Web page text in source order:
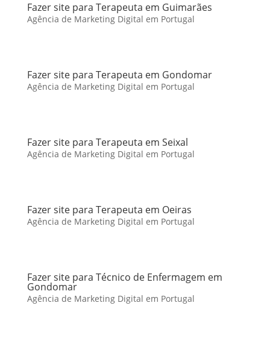
Fazer site para Terapeuta em Guimarães
Agência de Marketing Digital em Portugal
Fazer site para Terapeuta em Gondomar
Agência de Marketing Digital em Portugal
Fazer site para Terapeuta em Seixal
Agência de Marketing Digital em Portugal
Fazer site para Terapeuta em Oeiras
Agência de Marketing Digital em Portugal
Fazer site para Técnico de Enfermagem em
Gondomar
Agência de Marketing Digital em Portugal